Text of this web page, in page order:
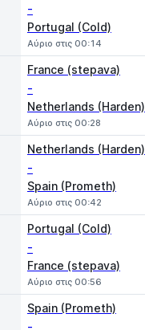
-
Portugal (Cold)
Αύριο στις 00:14
France (stepava)
-
Netherlands (Harden)
Αύριο στις 00:28
Netherlands (Harden)
-
Spain (Prometh)
Αύριο στις 00:42
Portugal (Cold)
-
France (stepava)
Αύριο στις 00:56
Spain (Prometh)
-